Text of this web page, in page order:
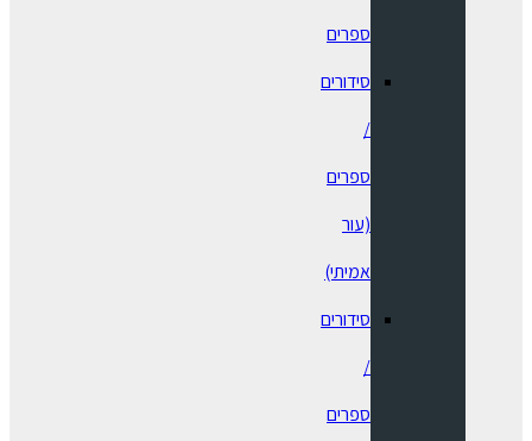
ספרים
⁠סידורים
/
ספרים
(עור
אמיתי)
סידורים
/
ספרים